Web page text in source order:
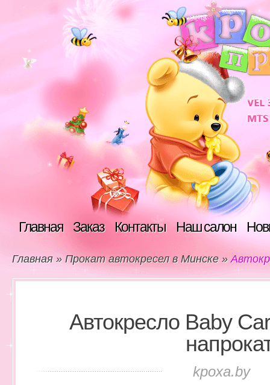
Главная Заказ Контакты Наш салон
Главная » Прокат автокресел в Минске »
Автокресло Baby
kpoxa.by